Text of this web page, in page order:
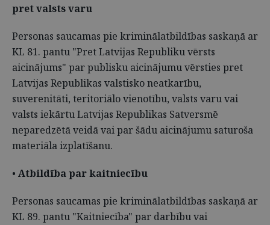
pret valsts varu
Personas saucamas pie kriminālatbildības saskaņā ar
KL 81. pantu "Pret Latvijas Republiku vērsts
aicinājums" par publisku aicinājumu vērsties pret
Latvijas Republikas valstisko neatkarību,
suverenitāti, teritoriālo vienotību, valsts varu vai
valsts iekārtu Latvijas Republikas Satversmē
neparedzētā veidā vai par šādu aicinājumu saturoša
materiāla izplatīšanu.
• Atbildība par kaitniecību
Personas saucamas pie kriminālatbildības saskaņā ar
KL 89. pantu "Kaitniecība" par darbību vai